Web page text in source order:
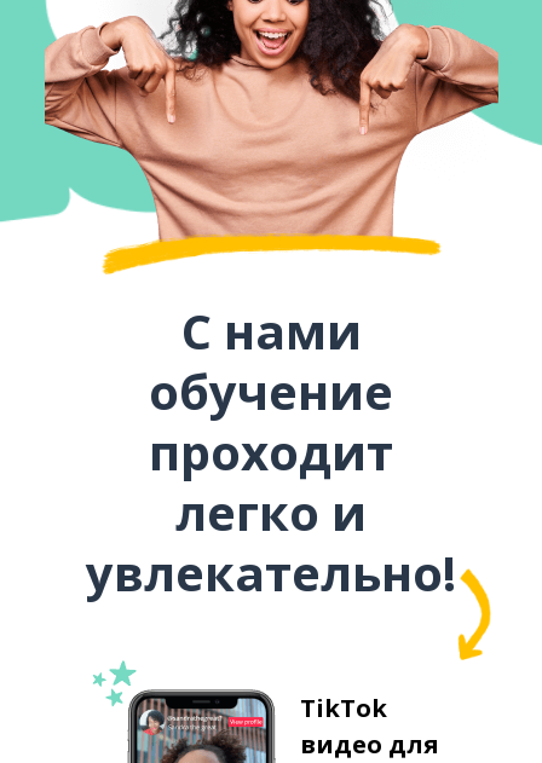
С нами
обучение
проходит
легко и
увлекательно!
TikTok
видео для